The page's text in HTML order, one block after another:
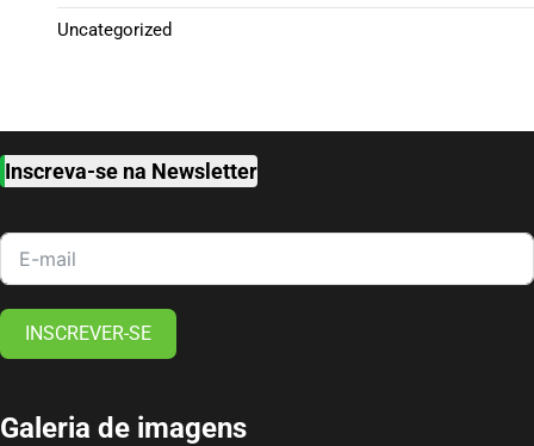
Uncategorized
Inscreva-se na Newsletter
INSCREVER-SE
Galeria de imagens